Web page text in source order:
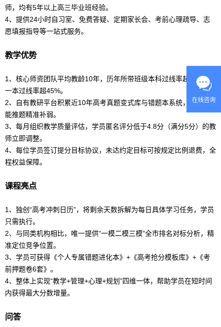
师，均有5年以上高三毕业班经验。
4、提供24小时自习室、免费答疑、定期家长会、考前心理疏导、志
愿填报指导等一站式服务。
教学优势
1、核心师资团队平均教龄10年，历年所带班级本科过线率超92%，
一本过线率超45%。
2、自有教研平台积累近10年高考真题变式库与错题本系统，支持智
能推题精准补弱。
3、每月组织教学质量评估，学员匿名评分低于4.8分（满分5分）的教
师立即调整。
4、每位学员签订提分目标协议，未达约定目标可按规定比例退费，全
程权益保障。
课程亮点
1、独创“高考冲刺日历”，将剩余天数拆解为每日具体学习任务，学员
只需执行。
2、与同类机构相比，唯一提供“一模二模三模”全市排名对标分析，精
准定位竞争位置。
3、学员可获得《个人专属错题进化本》+《高考抢分模板库》+《考
前押题卷6套》。
4、整体上实现“教学+管理+心理+规划”四维一体，帮助学员在短时间
内获得最大分数增量。
问答
在线咨询